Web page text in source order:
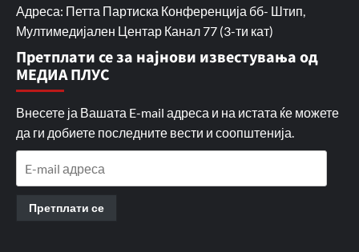
Адреса: Петта Партиска Конференција бб- Штип,
Мултимедијален Центар Канал 77 (3-ти кат)
Претплати се за најнови известувања од
МЕДИА ПЛУС
Внесете ја Вашата E-mail адреса и на истата ќе можете
да ги добиете последните вести и соопштенија.
Претплати се